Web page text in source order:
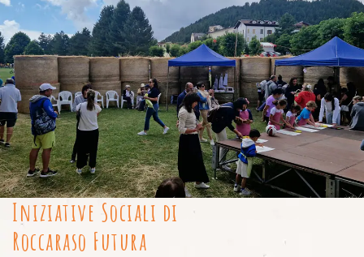
Iniziative Sociali di
Roccaraso Futura